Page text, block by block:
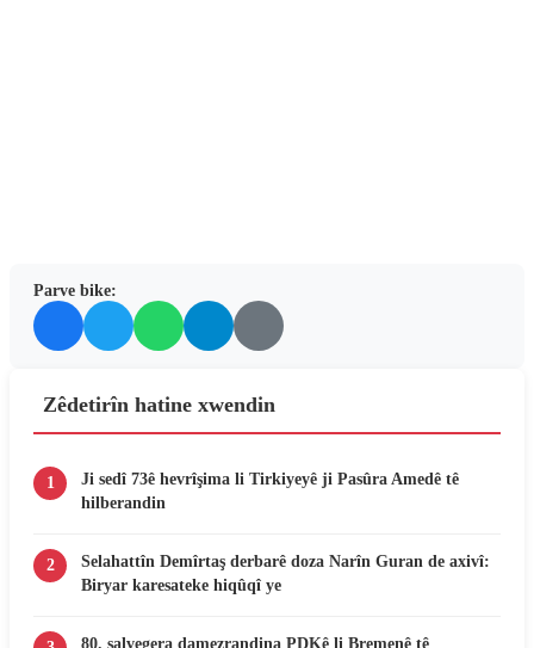
Parve bike:
Zêdetirîn hatine xwendin
1
Ji sedî 73ê hevrîşima li Tirkiyeyê ji Pasûra Amedê tê
hilberandin
2
Selahattîn Demîrtaş derbarê doza Narîn Guran de axivî:
Biryar karesateke hiqûqî ye
80. salvegera damezrandina PDKê li Bremenê tê